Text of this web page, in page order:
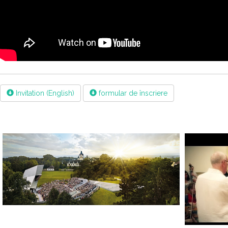
Invitation (English) formular de înscriere